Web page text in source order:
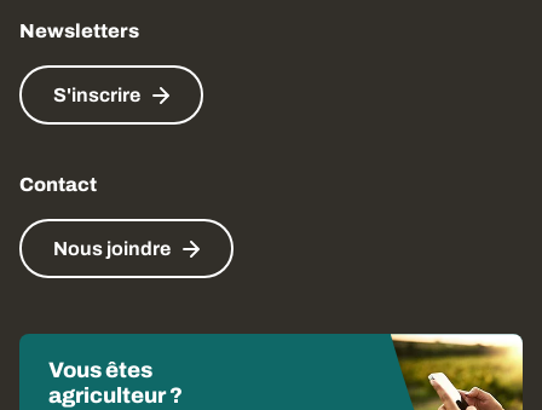
Newsletters
S'inscrire
Contact
Nous joindre
Vous êtes
agriculteur ?